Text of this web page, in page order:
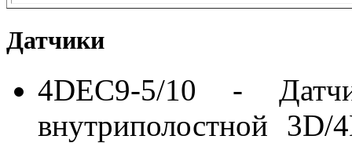
Датчики
4DEC9-5/10 -
внутриполостной